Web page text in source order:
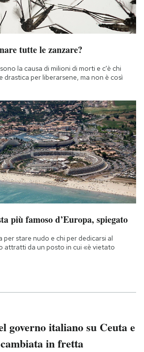
tutte le zanzare?
la causa di milioni di morti e c'è chi
drastica per liberarsene, ma non è così
più famoso d’Europa, spiegato
per stare nudo e chi per dedicarsi al
attratti da un posto in cui «è vietato
governo italiano su Ceuta e
in fretta